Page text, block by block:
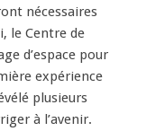
nécessaires
le Centre de
d’espace pour
expérience
plusieurs
à l’avenir.